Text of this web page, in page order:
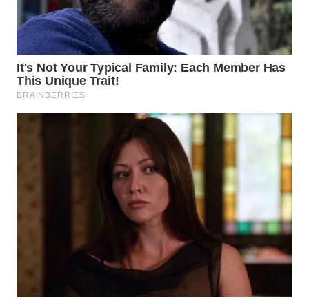
WN
PURWAKARTA
WN
PRIANGAN
TIMUR
SOLO
BOROBUDUR